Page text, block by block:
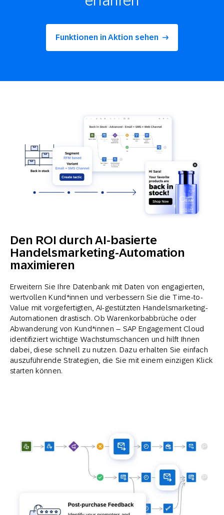
Funktionen in Aktion sehen
Den ROI durch AI-basierte
Handelsmarketing-Automation
maximieren
Erweitern Sie Ihre Datenbank mit Daten von engagierten,
wertvollen Kund*innen und verbessern Sie die Time-to-
Value mit vorgefertigten, AI-gestützten Handelsmarketing-
Automationen drastisch. Ob Warenkorbabbrüche oder
Abwanderung von Kund*innen – SAP Engagement Cloud
identifiziert wichtige Wachstumschancen und hilft Ihnen
dabei, diese schnell zu nutzen. Dazu erhalten Sie einfach
auszuführende Strategien, die Sie mit einem einzigen Klick
starten können.